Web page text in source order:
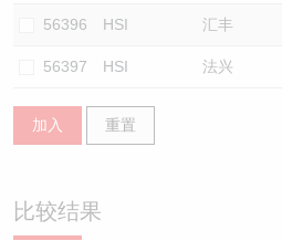
56396 HSI 汇丰
56397 HSI 法兴
加入 重置
比较结果